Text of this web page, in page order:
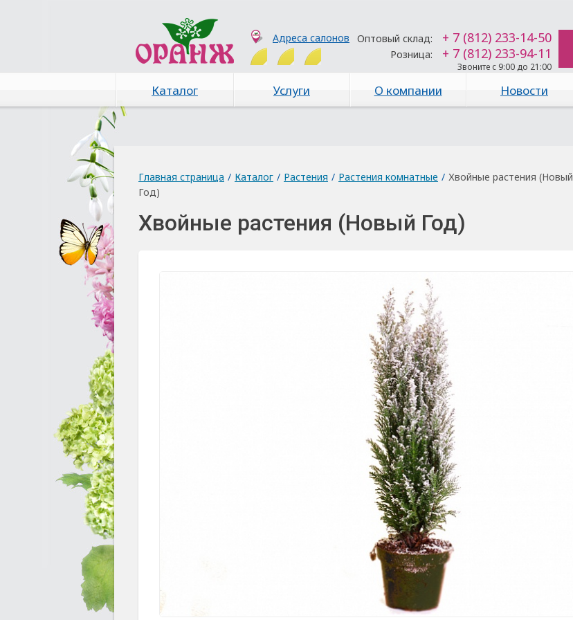
Адреса салонов Оптовый склад: + 7 (812) 233-14-50
Розница: + 7 (812) 233-94-11
Звоните с 9:00 до 21:00
Каталог Услуги О компании Новости
Главная страница / Каталог / Растения / Растения комнатные / Хвойные растения (Новый
Год)
Хвойные растения (Новый Год)